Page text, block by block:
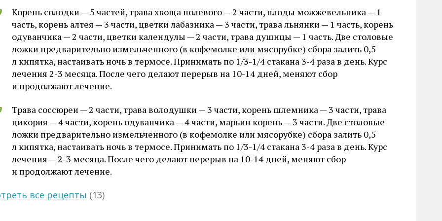
Корень солодки — 5 частей, трава хвоща полевого — 2 части, плоды можжевельника — 1
часть, корень алтея — 3 части, цветки лабазника — 3 части, трава льнянки — 1 часть, корень
одуванчика — 2 части, цветки календулы — 2 части, трава душицы — 1 часть. Две столовые
ложки предварительно измельченного (в кофемолке или мясорубке) сбора залить 0,5
л кипятка, настаивать ночь в термосе. Принимать по 1/3-1/4 стакана 3-4 раза в день. Курс
лечения 2-3 месяца. После чего делают перерыв на 10-14 дней, меняют сбор
и продолжают лечение.
Трава соссюреи — 2 части, трава володушки — 3 части, корень шлемника — 3 части, трава
цикория — 4 части, корень одуванчика — 4 части, марьин корень — 3 части. Две столовые
ложки предварительно измельченного (в кофемолке или мясорубке) сбора залить 0,5
л кипятка, настаивать ночь в термосе. Принимать по 1/3-1/4 стакана 3-4 раза в день. Курс
лечения — 2-3 месяца. После чего делают перерыв на 10-14 дней, меняют сбор
и продолжают лечение.
все рецепты (13)